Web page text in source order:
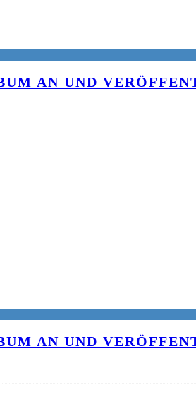
AN UND
AN UND